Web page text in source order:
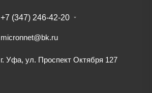
+7 (347) 246-42-20
micronnet@bk.ru
г. Уфа, ул. Проспект Октября 127